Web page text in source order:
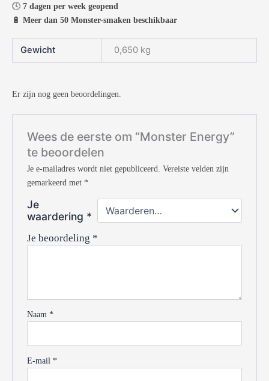
🕓 7 dagen per week geopend
🔋 Meer dan 50 Monster-smaken beschikbaar
Gewicht 0,650 kg
Er zijn nog geen beoordelingen.
Wees de eerste om “Monster Energy”
te beoordelen
Je e-mailadres wordt niet gepubliceerd. Vereiste velden zijn
gemarkeerd met *
Je
waardering *
Je beoordeling *
Naam*
E-mail*